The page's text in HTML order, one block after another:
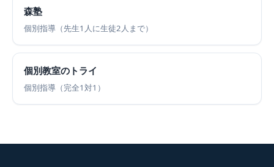
森塾
個別指導（先生1人に生徒2人まで）
個別教室のトライ
個別指導（完全1対1）